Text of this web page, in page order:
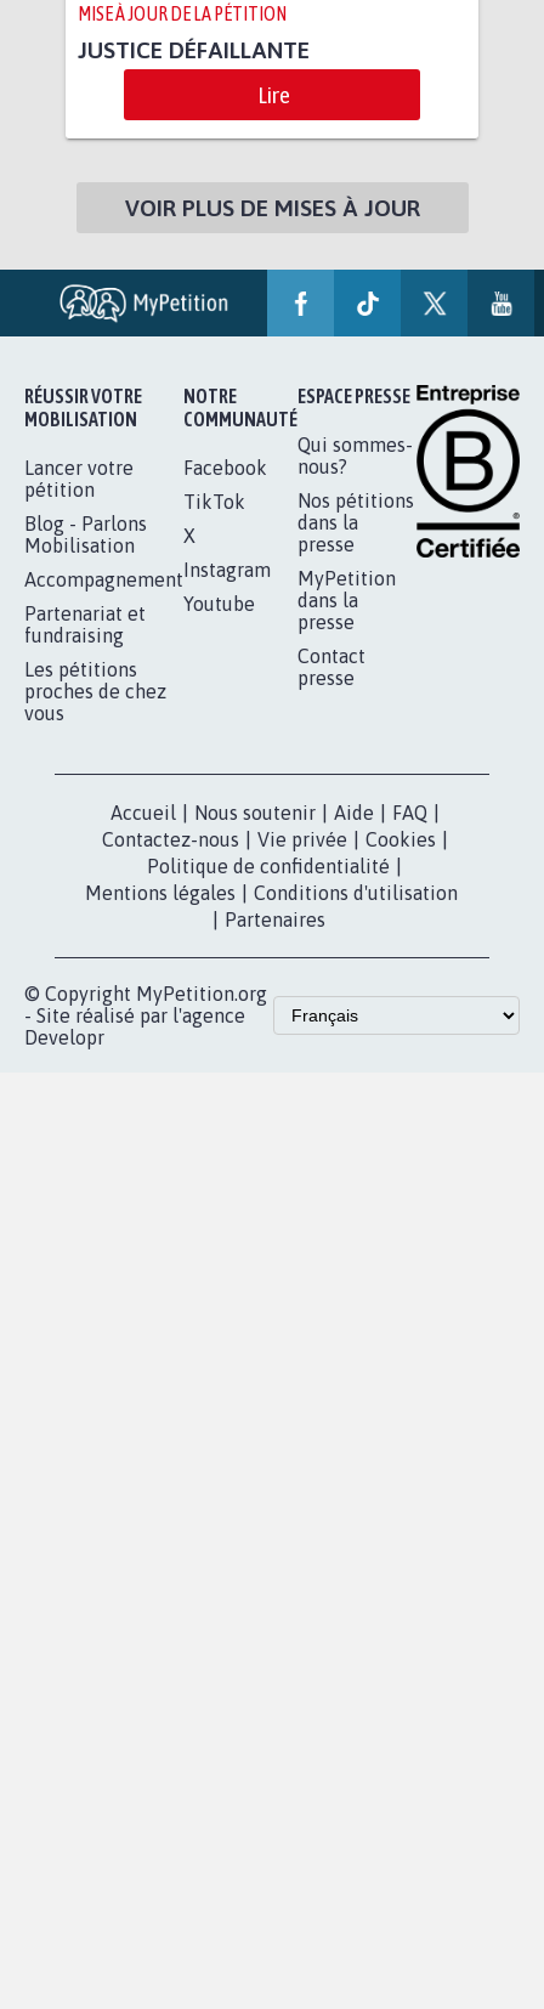
MISE À JOUR DE LA PÉTITION
JUSTICE DÉFAILLANTE
Lire
VOIR PLUS DE MISES À JOUR
RÉUSSIR VOTRE
MOBILISATION
Lancer votre
pétition
Blog - Parlons
Mobilisation
Accompagnement
Partenariat et
fundraising
Les pétitions
proches de chez
vous
NOTRE
COMMUNAUTÉ
Facebook
TikTok
X
Instagram
Youtube
ESPACE PRESSE
Qui sommes-
nous?
Nos pétitions
dans la
presse
MyPetition
dans la
presse
Contact
presse
Accueil Nous soutenir Aide FAQ
Contactez-nous
Vie privée Cookies
Politique de confidentialité
Mentions légales
Conditions d'utilisation
Partenaires
© Copyright MyPetition.org
- Site réalisé par l'agence
Developr